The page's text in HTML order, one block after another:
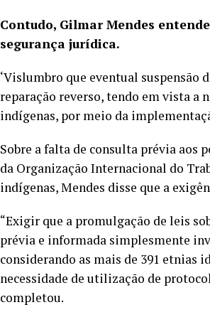
Contudo, Gilmar Mendes
segurança jurídica.
‘Vislumbro que eventual suspensão
reparação reverso, tendo em vista a
indígenas, por meio da
Sobre a falta de consulta prévia aos
da Organização Internacional do
indígenas, Mendes disse que a
“Exigir que a promulgação de leis
prévia e informada simplesmente
considerando as mais de 391 etnias
necessidade de utilização de
completou.